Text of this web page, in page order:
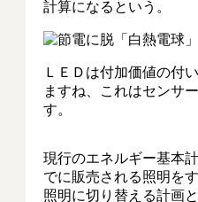
計算になるという。
ＬＥＤは付加価値の付
ますね、これはセンサ
す。
現行のエネルギー基本
でに販売される照明を
照明に切り替える計画